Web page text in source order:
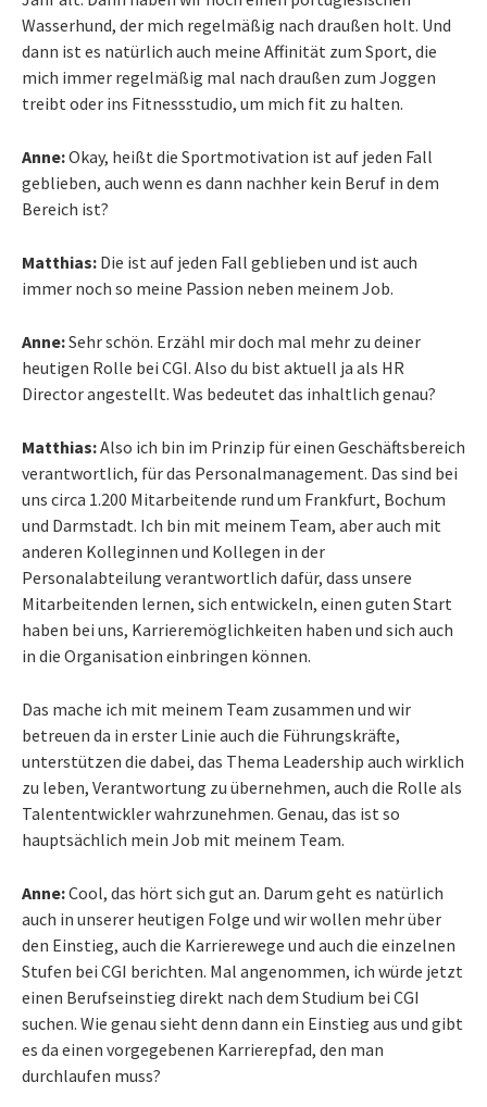
Wasserhund, der mich regelmäßig nach draußen holt. Und
dann ist es natürlich auch meine Affinität zum Sport, die
mich immer regelmäßig mal nach draußen zum Joggen
treibt oder ins Fitnessstudio, um mich fit zu halten.
Anne:Okay, heißt die Sportmotivation ist auf jeden Fall
geblieben, auch wenn es dann nachher kein Beruf in dem
Bereich ist?
Matthias: Die ist auf jeden Fall geblieben und ist auch
immer noch so meine Passion neben meinem Job.
Anne:Sehr schön. Erzähl mir doch mal mehr zu deiner
heutigen Rolle bei CGI. Also du bist aktuell ja als HR
Director angestellt. Was bedeutet das inhaltlich genau?
Matthias:Also ich bin im Prinzip für einen Geschäftsbereich
verantwortlich, für das Personalmanagement. Das sind bei
uns circa 1.200 Mitarbeitende rund um Frankfurt, Bochum
und Darmstadt. Ich bin mit meinem Team, aber auch mit
anderen Kolleginnen und Kollegen in der
Personalabteilung verantwortlich dafür, dass unsere
Mitarbeitenden lernen, sich entwickeln, einen guten Start
haben bei uns, Karrieremöglichkeiten haben und sich auch
in die Organisation einbringen können.
Das mache ich mit meinem Team zusammen und wir
betreuen da in erster Linie auch die Führungskräfte,
unterstützen die dabei, das Thema Leadership auch wirklich
zu leben, Verantwortung zu übernehmen, auch die Rolle als
Talententwickler wahrzunehmen. Genau, das ist so
hauptsächlich mein Job mit meinem Team.
Anne:Cool, das hört sich gut an. Darum geht es natürlich
auch in unserer heutigen Folge und wir wollen mehr über
den Einstieg, auch die Karrierewege und auch die einzelnen
Stufen bei CGI berichten. Mal angenommen, ich würde jetzt
einen Berufseinstieg direkt nach dem Studium bei CGI
suchen. Wie genau sieht denn dann ein Einstieg aus und gibt
es da einen vorgegebenen Karrierepfad, den man
durchlaufen muss?